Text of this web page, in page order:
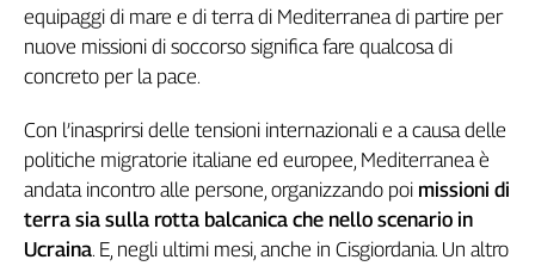
Genova,
il
della
120
anni
Cgil
Collettiva
Academy
equipaggi di mare e di terra di Mediterranea di partire per
nuove missioni di soccorso significa fare qualcosa di
concreto per la pace.
Con l’inasprirsi delle tensioni internazionali e a causa delle
politiche migratorie italiane ed europee, Mediterranea è
andata incontro alle persone, organizzando poi missioni di
terra sia sulla rotta balcanica che nello scenario in
Ucraina. E, negli ultimi mesi, anche in Cisgiordania. Un altro